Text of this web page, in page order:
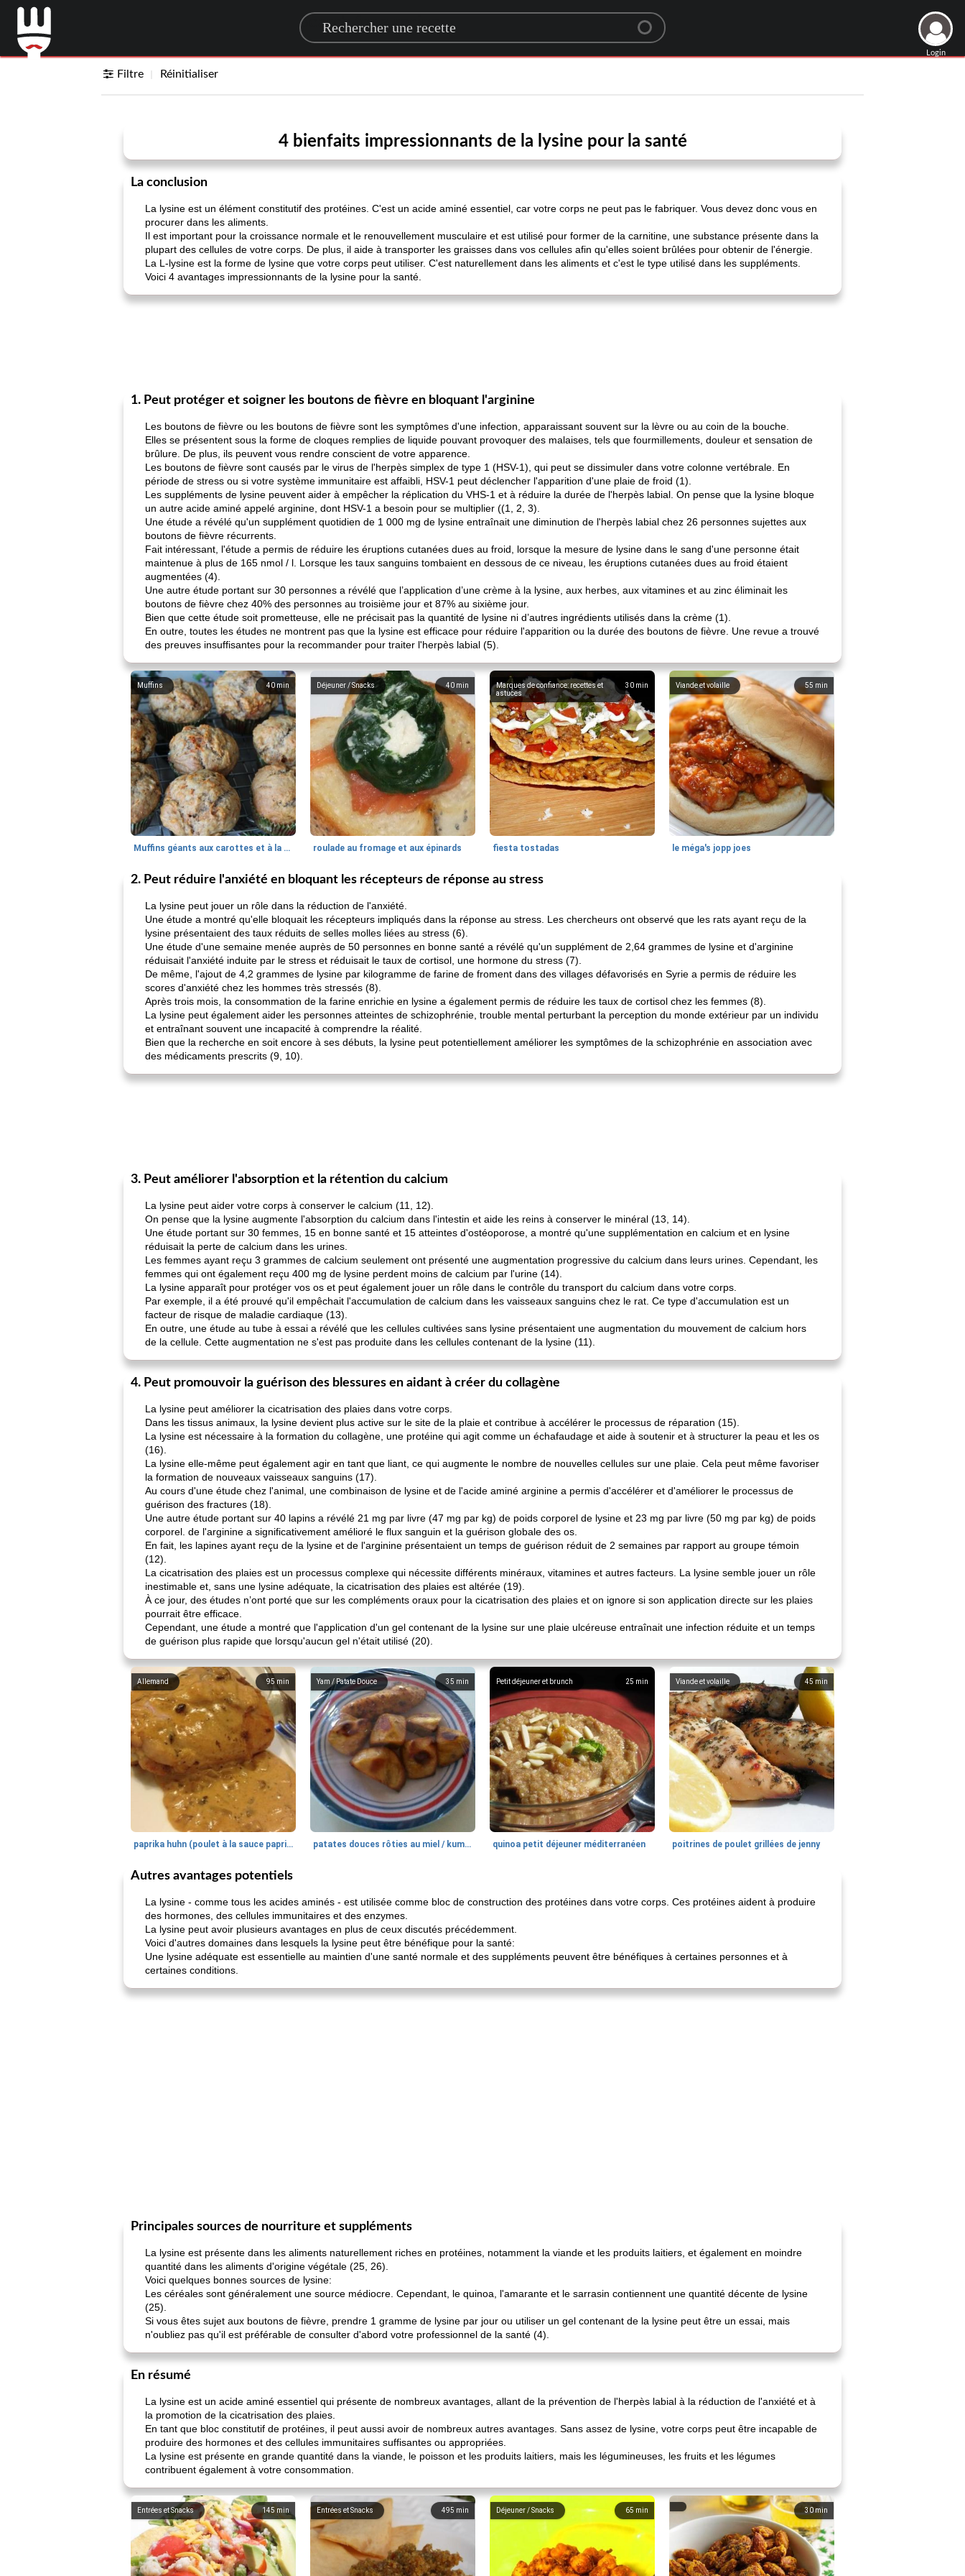
Search for a recipe
Login
Filtre Réinitialiser
4 bienfaits impressionnants de la lysine pour la santé
La conclusion
La lysine est un élément constitutif des protéines. C'est un acide aminé essentiel, car votre corps ne peut pas le fabriquer. Vous devez donc vous en
procurer dans les aliments.
Il est important pour la croissance normale et le renouvellement musculaire et est utilisé pour former de la carnitine, une substance présente dans la
plupart des cellules de votre corps. De plus, il aide à transporter les graisses dans vos cellules afin qu'elles soient brûlées pour obtenir de l'énergie.
La L-lysine est la forme de lysine que votre corps peut utiliser. C'est naturellement dans les aliments et c'est le type utilisé dans les suppléments.
Voici 4 avantages impressionnants de la lysine pour la santé.
1. Peut protéger et soigner les boutons de fièvre en bloquant l'arginine
Les boutons de fièvre ou les boutons de fièvre sont les symptômes d'une infection, apparaissant souvent sur la lèvre ou au coin de la bouche.
Elles se présentent sous la forme de cloques remplies de liquide pouvant provoquer des malaises, tels que fourmillements, douleur et sensation de
brûlure. De plus, ils peuvent vous rendre conscient de votre apparence.
Les boutons de fièvre sont causés par le virus de l'herpès simplex de type 1 (HSV-1), qui peut se dissimuler dans votre colonne vertébrale. En
période de stress ou si votre système immunitaire est affaibli, HSV-1 peut déclencher l'apparition d'une plaie de froid (1).
Les suppléments de lysine peuvent aider à empêcher la réplication du VHS-1 et à réduire la durée de l'herpès labial. On pense que la lysine bloque
un autre acide aminé appelé arginine, dont HSV-1 a besoin pour se multiplier ((1, 2, 3).
Une étude a révélé qu'un supplément quotidien de 1 000 mg de lysine entraînait une diminution de l'herpès labial chez 26 personnes sujettes aux
boutons de fièvre récurrents.
Fait intéressant, l'étude a permis de réduire les éruptions cutanées dues au froid, lorsque la mesure de lysine dans le sang d'une personne était
maintenue à plus de 165 nmol / l. Lorsque les taux sanguins tombaient en dessous de ce niveau, les éruptions cutanées dues au froid étaient
augmentées (4).
Une autre étude portant sur 30 personnes a révélé que l’application d’une crème à la lysine, aux herbes, aux vitamines et au zinc éliminait les
boutons de fièvre chez 40% des personnes au troisième jour et 87% au sixième jour.
Bien que cette étude soit prometteuse, elle ne précisait pas la quantité de lysine ni d’autres ingrédients utilisés dans la crème (1).
En outre, toutes les études ne montrent pas que la lysine est efficace pour réduire l'apparition ou la durée des boutons de fièvre. Une revue a trouvé
des preuves insuffisantes pour la recommander pour traiter l'herpès labial (5).
40 min
Muffins
Muffins géants aux carottes et à la banane de Nif
40 min
Déjeuner / Snacks
roulade au fromage et aux épinards
30 min
Marques de confiance: recettes et
astuces
fiesta tostadas
55 min
Viande et volaille
le méga's jopp joes
2. Peut réduire l'anxiété en bloquant les récepteurs de réponse au stress
La lysine peut jouer un rôle dans la réduction de l'anxiété.
Une étude a montré qu'elle bloquait les récepteurs impliqués dans la réponse au stress. Les chercheurs ont observé que les rats ayant reçu de la
lysine présentaient des taux réduits de selles molles liées au stress (6).
Une étude d'une semaine menée auprès de 50 personnes en bonne santé a révélé qu'un supplément de 2,64 grammes de lysine et d'arginine
réduisait l'anxiété induite par le stress et réduisait le taux de cortisol, une hormone du stress (7).
De même, l'ajout de 4,2 grammes de lysine par kilogramme de farine de froment dans des villages défavorisés en Syrie a permis de réduire les
scores d'anxiété chez les hommes très stressés (8).
Après trois mois, la consommation de la farine enrichie en lysine a également permis de réduire les taux de cortisol chez les femmes (8).
La lysine peut également aider les personnes atteintes de schizophrénie, trouble mental perturbant la perception du monde extérieur par un individu
et entraînant souvent une incapacité à comprendre la réalité.
Bien que la recherche en soit encore à ses débuts, la lysine peut potentiellement améliorer les symptômes de la schizophrénie en association avec
des médicaments prescrits (9, 10).
3. Peut améliorer l'absorption et la rétention du calcium
La lysine peut aider votre corps à conserver le calcium (11, 12).
On pense que la lysine augmente l'absorption du calcium dans l'intestin et aide les reins à conserver le minéral (13, 14).
Une étude portant sur 30 femmes, 15 en bonne santé et 15 atteintes d'ostéoporose, a montré qu'une supplémentation en calcium et en lysine
réduisait la perte de calcium dans les urines.
Les femmes ayant reçu 3 grammes de calcium seulement ont présenté une augmentation progressive du calcium dans leurs urines. Cependant, les
femmes qui ont également reçu 400 mg de lysine perdent moins de calcium par l'urine (14).
La lysine apparaît pour protéger vos os et peut également jouer un rôle dans le contrôle du transport du calcium dans votre corps.
Par exemple, il a été prouvé qu'il empêchait l'accumulation de calcium dans les vaisseaux sanguins chez le rat. Ce type d'accumulation est un
facteur de risque de maladie cardiaque (13).
En outre, une étude au tube à essai a révélé que les cellules cultivées sans lysine présentaient une augmentation du mouvement de calcium hors
de la cellule. Cette augmentation ne s'est pas produite dans les cellules contenant de la lysine (11).
4. Peut promouvoir la guérison des blessures en aidant à créer du collagène
La lysine peut améliorer la cicatrisation des plaies dans votre corps.
Dans les tissus animaux, la lysine devient plus active sur le site de la plaie et contribue à accélérer le processus de réparation (15).
La lysine est nécessaire à la formation du collagène, une protéine qui agit comme un échafaudage et aide à soutenir et à structurer la peau et les os
(16).
La lysine elle-même peut également agir en tant que liant, ce qui augmente le nombre de nouvelles cellules sur une plaie. Cela peut même favoriser
la formation de nouveaux vaisseaux sanguins (17).
Au cours d'une étude chez l'animal, une combinaison de lysine et de l'acide aminé arginine a permis d'accélérer et d'améliorer le processus de
guérison des fractures (18).
Une autre étude portant sur 40 lapins a révélé 21 mg par livre (47 mg par kg) de poids corporel de lysine et 23 mg par livre (50 mg par kg) de poids
corporel. de l'arginine a significativement amélioré le flux sanguin et la guérison globale des os.
En fait, les lapines ayant reçu de la lysine et de l'arginine présentaient un temps de guérison réduit de 2 semaines par rapport au groupe témoin
(12).
La cicatrisation des plaies est un processus complexe qui nécessite différents minéraux, vitamines et autres facteurs. La lysine semble jouer un rôle
inestimable et, sans une lysine adéquate, la cicatrisation des plaies est altérée (19).
À ce jour, des études n’ont porté que sur les compléments oraux pour la cicatrisation des plaies et on ignore si son application directe sur les plaies
pourrait être efficace.
Cependant, une étude a montré que l'application d'un gel contenant de la lysine sur une plaie ulcéreuse entraînait une infection réduite et un temps
de guérison plus rapide que lorsqu'aucun gel n'était utilisé (20).
95min
Allemand
paprika huhn (poulet à la sauce paprika).
35 min
Yam / Patate Douce
patates douces rôties au miel / kumara
25 min
Petit déjeuner et brunch
quinoa petit déjeuner méditerranéen
45 min
Viande et volaille
poitrines de poulet grillées de jenny
Autres avantages potentiels
La lysine - comme tous les acides aminés - est utilisée comme bloc de construction des protéines dans votre corps. Ces protéines aident à produire
des hormones, des cellules immunitaires et des enzymes.
La lysine peut avoir plusieurs avantages en plus de ceux discutés précédemment.
Voici d'autres domaines dans lesquels la lysine peut être bénéfique pour la santé:
Une lysine adéquate est essentielle au maintien d'une santé normale et des suppléments peuvent être bénéfiques à certaines personnes et à
certaines conditions.
Principales sources de nourriture et suppléments
La lysine est présente dans les aliments naturellement riches en protéines, notamment la viande et les produits laitiers, et également en moindre
quantité dans les aliments d'origine végétale (25, 26).
Voici quelques bonnes sources de lysine:
Les céréales sont généralement une source médiocre. Cependant, le quinoa, l'amarante et le sarrasin contiennent une quantité décente de lysine
(25).
Si vous êtes sujet aux boutons de fièvre, prendre 1 gramme de lysine par jour ou utiliser un gel contenant de la lysine peut être un essai, mais
n'oubliez pas qu'il est préférable de consulter d'abord votre professionnel de la santé (4).
En résumé
La lysine est un acide aminé essentiel qui présente de nombreux avantages, allant de la prévention de l'herpès labial à la réduction de l'anxiété et à
la promotion de la cicatrisation des plaies.
En tant que bloc constitutif de protéines, il peut aussi avoir de nombreux autres avantages. Sans assez de lysine, votre corps peut être incapable de
produire des hormones et des cellules immunitaires suffisantes ou appropriées.
La lysine est présente en grande quantité dans la viande, le poisson et les produits laitiers, mais les légumineuses, les fruits et les légumes
contribuent également à votre consommation.
145 min
Entrées et Snacks 495 min
Entrées et Snacks 65 min
Déjeuner / Snacks 30min